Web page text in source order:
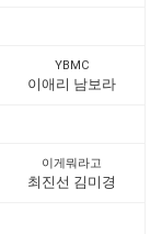
YBMC
이애리 남보라
이게뭐라고
최진선 김미경